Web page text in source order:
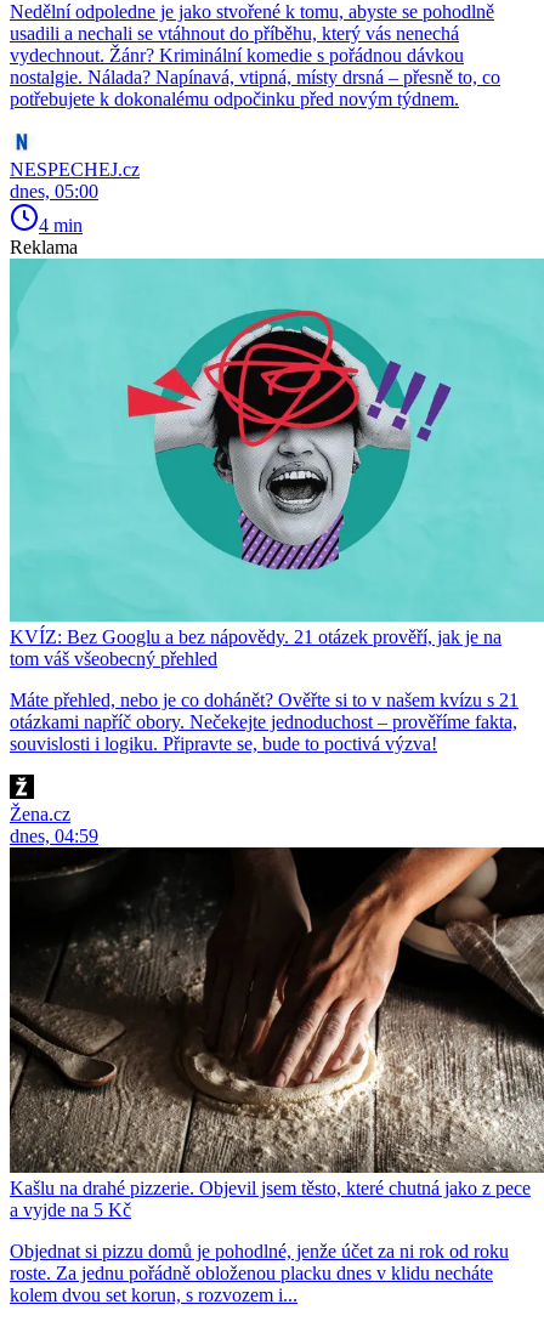
Nedělní odpoledne je jako stvořené k tomu, abyste se pohodlně
usadili a nechali se vtáhnout do příběhu, který vás nenechá
vydechnout. Žánr? Kriminální komedie s pořádnou dávkou
nostalgie. Nálada? Napínavá, vtipná, místy drsná – přesně to, co
potřebujete k dokonalému odpočinku před novým týdnem.
NESPECHEJ.cz
dnes, 05:00
4 min
Reklama
KVÍZ: Bez Googlu a bez nápovědy. 21 otázek prověří, jak je na
tom váš všeobecný přehled
Máte přehled, nebo je co dohánět? Ověřte si to v našem kvízu s 21
otázkami napříč obory. Nečekejte jednoduchost – prověříme fakta,
souvislosti i logiku. Připravte se, bude to poctivá výzva!
Žena.cz
dnes, 04:59
Kašlu na drahé pizzerie. Objevil jsem těsto, které chutná jako z pece
a vyjde na 5 Kč
Objednat si pizzu domů je pohodlné, jenže účet za ni rok od roku
roste. Za jednu pořádně obloženou placku dnes v klidu necháte
kolem dvou set korun, s rozvozem i...